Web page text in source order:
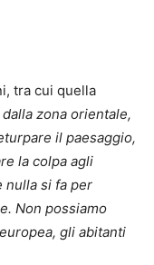
tra cui quella
zona orientale,
il paesaggio,
la colpa agli
nulla si fa per
Non possiamo
gli abitanti